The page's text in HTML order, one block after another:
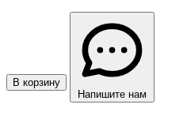
В корзину
Напишите нам